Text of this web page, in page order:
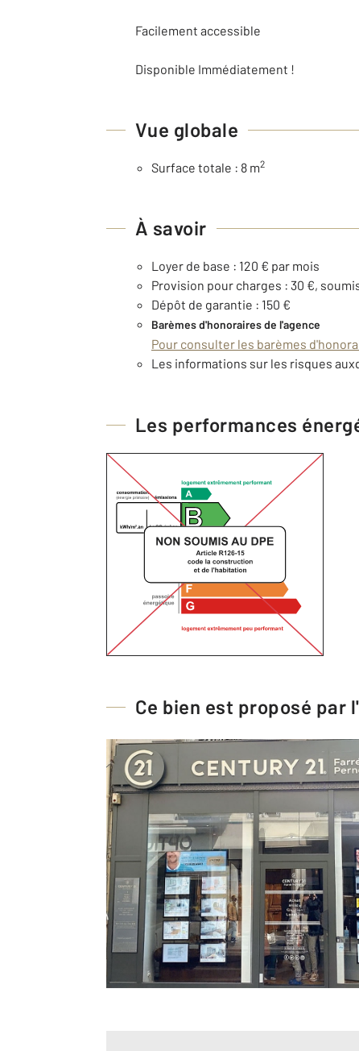
Facilement accessible
Disponible Immédiatement !
Vue globale
Surface totale : 8 m2
À savoir
Loyer de base : 120 € par mois
Provision pour charges : 30 €,
Dépôt de garantie : 150 €
Barèmes d'honoraires de l'agence
Pour consulter les barèmes
Les informations sur les risques
Les performances
Ce bien est proposé par